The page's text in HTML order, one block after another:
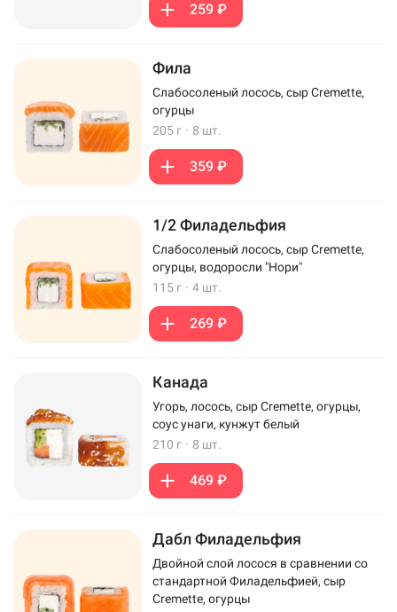
259 ₽
Фила
Слабосоленый лосось, сыр Cremette,
огурцы
205 г · 8 шт.
359 ₽
1/2 Филадельфия
Слабосоленый лосось, сыр Cremette,
огурцы, водоросли "Нори"
115 г · 4 шт.
269 ₽
Канада
Угорь, лосось, сыр Cremette, огурцы,
соус унаги, кунжут белый
210 г · 8 шт.
469 ₽
Дабл Филадельфия
Двойной слой лосося в сравнении со
стандартной Филадельфией, сыр
Cremette, огурцы